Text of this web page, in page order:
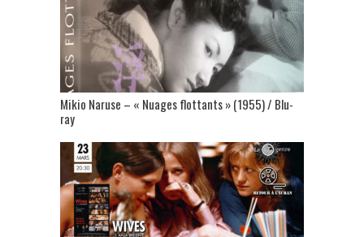
Mikio Naruse – « Nuages flottants » (1955) / Blu-
ray